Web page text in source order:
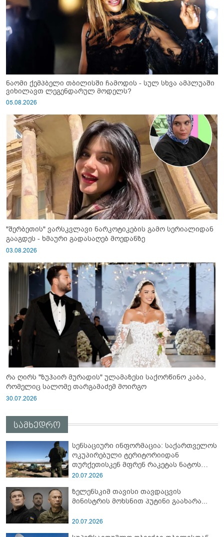
ნაომი ქემპბელი თბილისში ჩამოდის - სულ სხვა ამპლუაში
ვიხილავთ ლეგენდარულ მოდელს?
05.08.2026
"შერბეთის" ვარსკვლავი ნარკოტიკების გამო სერიალიდან
გააგდეს - ხმაური გადასაღებ მოედანზე
03.08.2026
რა ღირს "ზუჰაირ მურადის" ულამაზესი საქორწინო კაბა,
რომელიც სალომე თარგამაძემ მოირგო
30.07.2026
სამხედრო
სენსაციური ინფორმაცია: საქართველოს
ოკუპირებული ტერიტორიიდან
თურქეთისკენ მფრენ რაკეტას ნატოს
სამიტი კინაღამ ჩაუშლია
20.07.2026
ზელენსკიმ თავისი თავდაცვის
მინისტრის მოხსნით პუტინი გაახარა...
20.07.2026